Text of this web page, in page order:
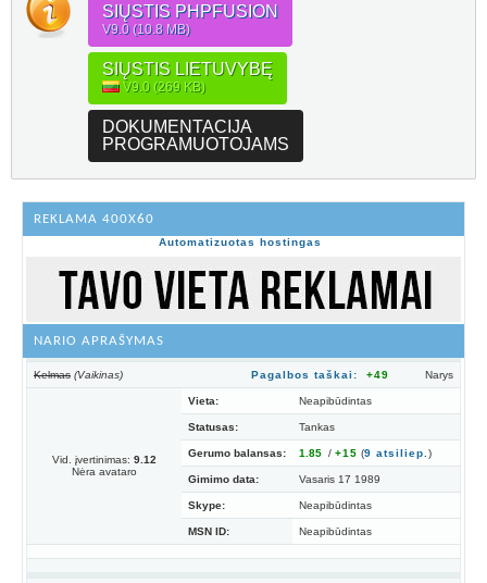
SIŲSTIS PHPFUSION
V9.0 (10.8 MB)
SIŲSTIS LIETUVYBĘ
V9.0 (269 KB)
DOKUMENTACIJA
PROGRAMUOTOJAMS
REKLAMA 400X60
Automatizuotas hostingas
NARIO APRAŠYMAS
Kelmas (Vaikinas) Pagalbos taškai: +49 Narys
Vid. įvertinimas: 9.12
Nėra avataro
Vieta: Neapibūdintas
Statusas: Tankas
Gerumo balansas: 1.85 / +15 (9 atsiliep. )
Gimimo data: Vasaris 17 1989
Skype: Neapibūdintas
MSN ID: Neapibūdintas